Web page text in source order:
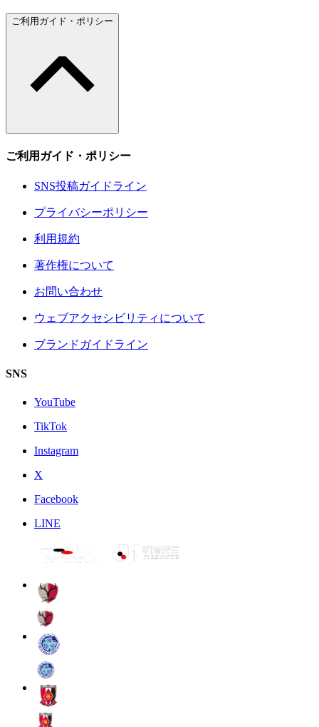
ご利用ガイド・ポリシー
ご利用ガイド・ポリシー
SNS投稿ガイドライン
プライバシーポリシー
利用規約
著作権について
お問い合わせ
ウェブアクセシビリティについて
ブランドガイドライン
SNS
YouTube
TikTok
Instagram
X
Facebook
LINE